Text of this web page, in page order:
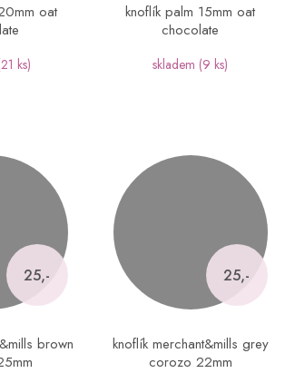
oat
ks)
knoflík palm 15mm oat
chocolate
skladem (9 ks)
25,-
brown
25,-
knoflík merchant&mills grey
corozo 22mm